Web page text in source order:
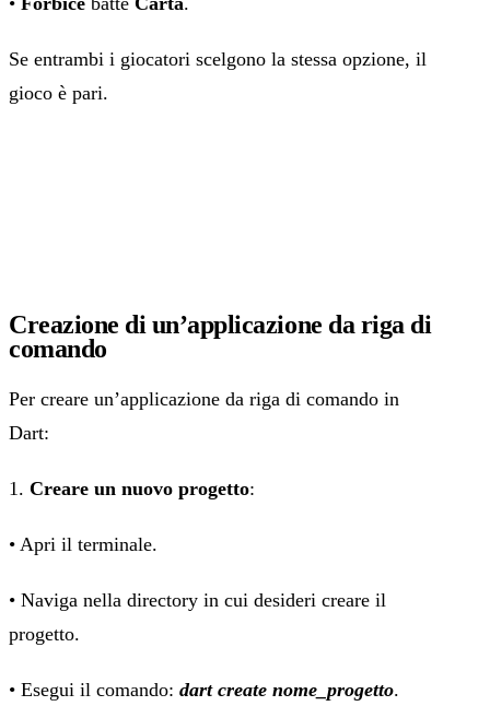
Se entrambi i giocatori scelgono la stessa opzione, il
gioco è pari.
Creazione di un’applicazione da riga di
comando
Per creare un’applicazione da riga di comando in
Dart:
1. Creare un nuovo progetto:
• Apri il terminale.
• Naviga nella directory in cui desideri creare il
progetto.
• Esegui il comando: dart create nome_progetto.